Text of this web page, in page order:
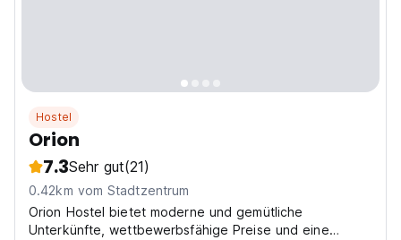
Hostel
Orion
7.3Sehr gut(21)
0.42km vom Stadtzentrum
Orion Hostel bietet moderne und gemütliche
Unterkünfte, wettbewerbsfähige Preise und eine